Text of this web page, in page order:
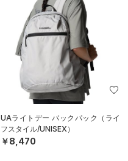
UAライトデー バックパック（ライ
フスタイル/UNISEX）
￥8,470